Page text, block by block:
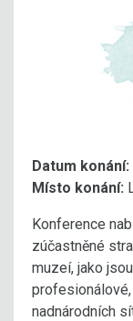
Datum konání:
Místo konání:
Konference
zúčastněné
muzeí, jako
nadnárodních